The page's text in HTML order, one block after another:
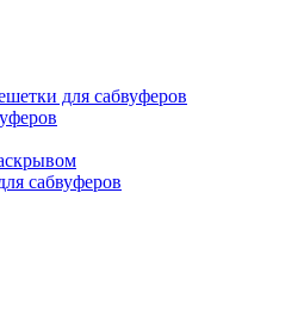
для сабвуферов
сабвуферов